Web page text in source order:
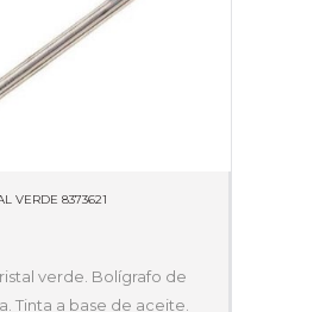
VERDE 8373621
verde. Bolígrafo de
Tinta a base de aceite.